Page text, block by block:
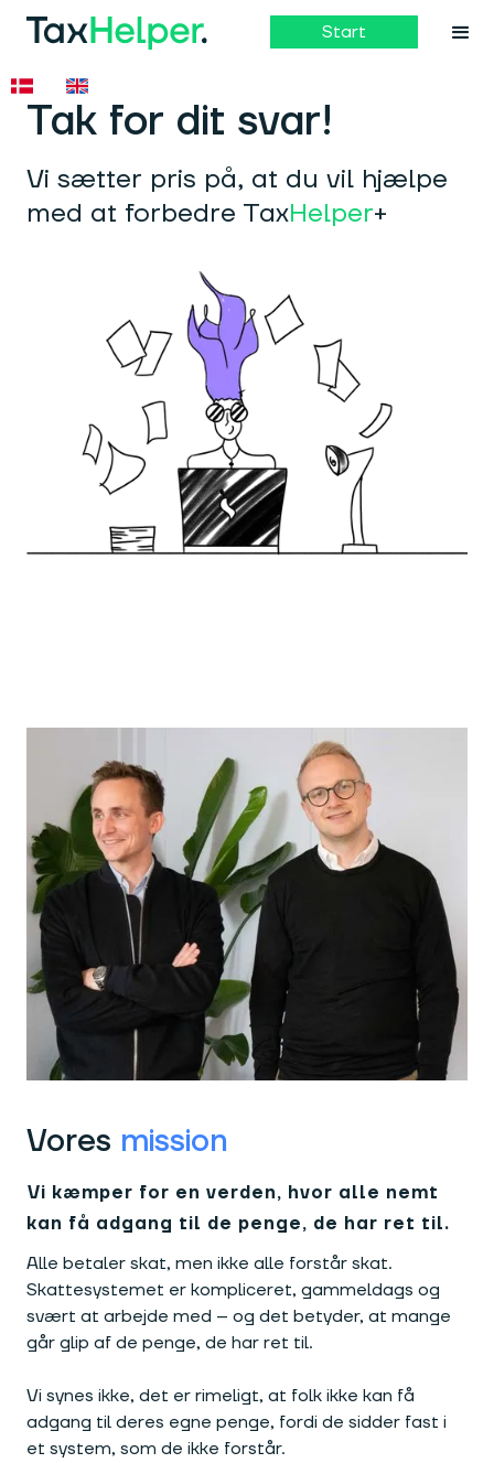
Start
Tak for dit svar!
Vi sætter pris på, at du vil hjælpe
med at forbedre TaxHelper+
Vores mission
Vi kæmper for en verden, hvor alle nemt
kan få adgang til de penge, de har ret til.
Alle betaler skat, men ikke alle forstår skat.
Skattesystemet er kompliceret, gammeldags og
svært at arbejde med – og det betyder, at mange
går glip af de penge, de har ret til.
Vi synes ikke, det er rimeligt, at folk ikke kan få
adgang til deres egne penge, fordi de sidder fast i
et system, som de ikke forstår.